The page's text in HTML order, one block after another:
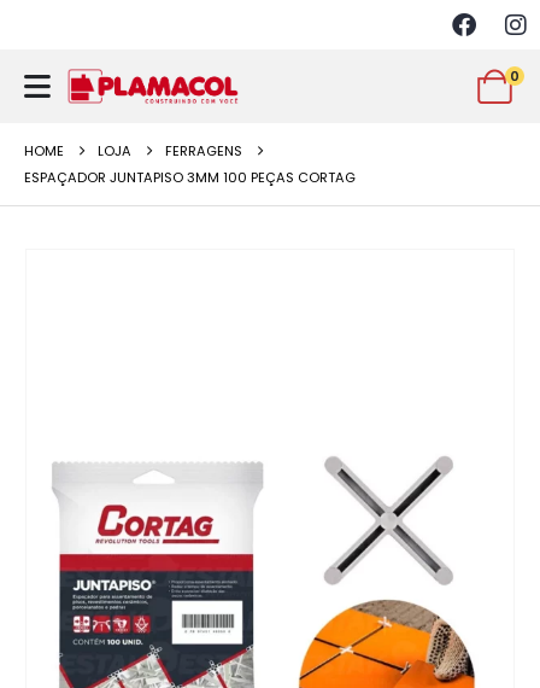
0
HOME LOJA
FERRAGENS
ESPAÇADOR JUNTAPISO 3MM 100 PEÇAS CORTAG